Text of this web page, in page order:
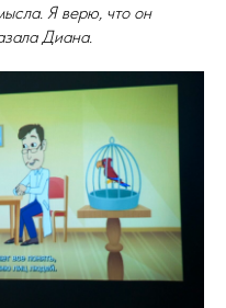
Я верю, что он
Диана.